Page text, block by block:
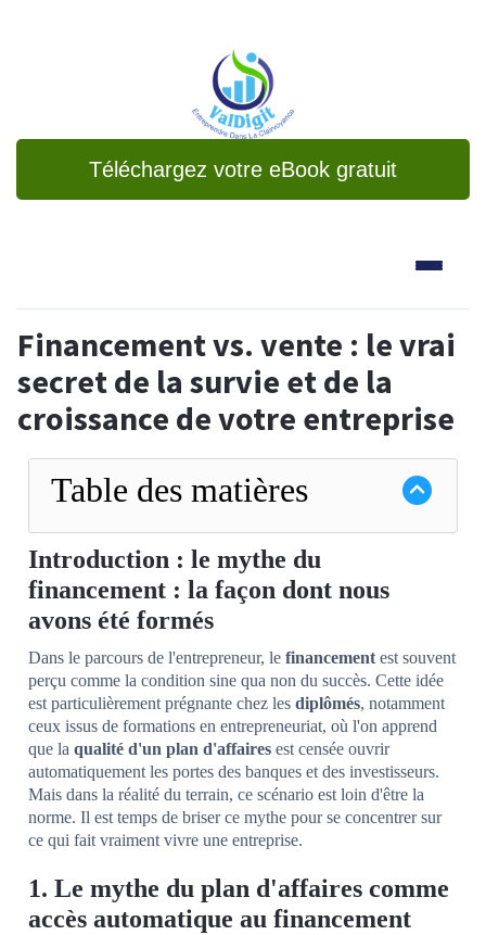
Téléchargez votre eBook gratuit
Financement vs. vente : le vrai
secret de la survie et de la
croissance de votre entreprise
Table des matières
Introduction : le mythe du
financement : la façon dont nous
avons été formés
Dans le parcours de l'entrepreneur, le financement est souvent
perçu comme la condition sine qua non du succès. Cette idée
est particulièrement prégnante chez les diplômés, notamment
ceux issus de formations en entrepreneuriat, où l'on apprend
que la qualité d'un plan d'affaires est censée ouvrir
automatiquement les portes des banques et des investisseurs.
Mais dans la réalité du terrain, ce scénario est loin d'être la
norme. Il est temps de briser ce mythe pour se concentrer sur
ce qui fait vraiment vivre une entreprise.
1. Le mythe du plan d'affaires comme
accès automatique au financement